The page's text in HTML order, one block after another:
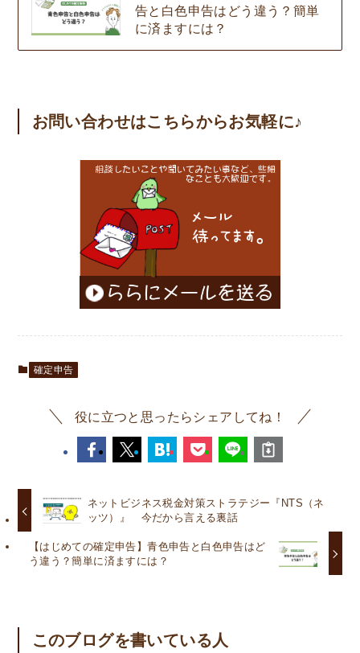
告と白色申告はどう違う？簡単
に済ますには？
お問い合わせはこちらからお気軽に♪
確定申告
役に立つと思ったらシェアしてね！
ネットビジネス税金対策ストラテジー『NTS（ネ
ッツ）』 今だから言える裏話
【はじめての確定申告】青色申告と白色申告はど
う違う？簡単に済ますには？
このブログを書いている人